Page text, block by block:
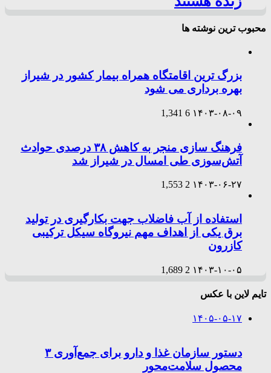
محبوب ترین نوشته ها
بزرگ ترین اقامتگاه همراه بیمار کشور در شیراز
بهره برداری می شود
۱۴۰۳-۰۸-۰۹ 6
1,341
فرهنگ سازی منجر به کاهش ۳۸ درصدی حوادث
آتش‌سوزی طی امسال در شیراز شد
۱۴۰۳-۰۶-۲۷ 2
1,553
استفاده از آب فاضلاب جهت بکارگیری در تولید
برق یکی از اهداف مهم نیروگاه سیکل ترکیبی
کازرون
۱۴۰۳-۱۰-۰۵ 2
1,689
تایم لاین با عکس
۱۴۰۵-۰۵-۱۷
دستور سازمان غذا و دارو برای جمع‌آوری ۳
محصول سلامت‌محور